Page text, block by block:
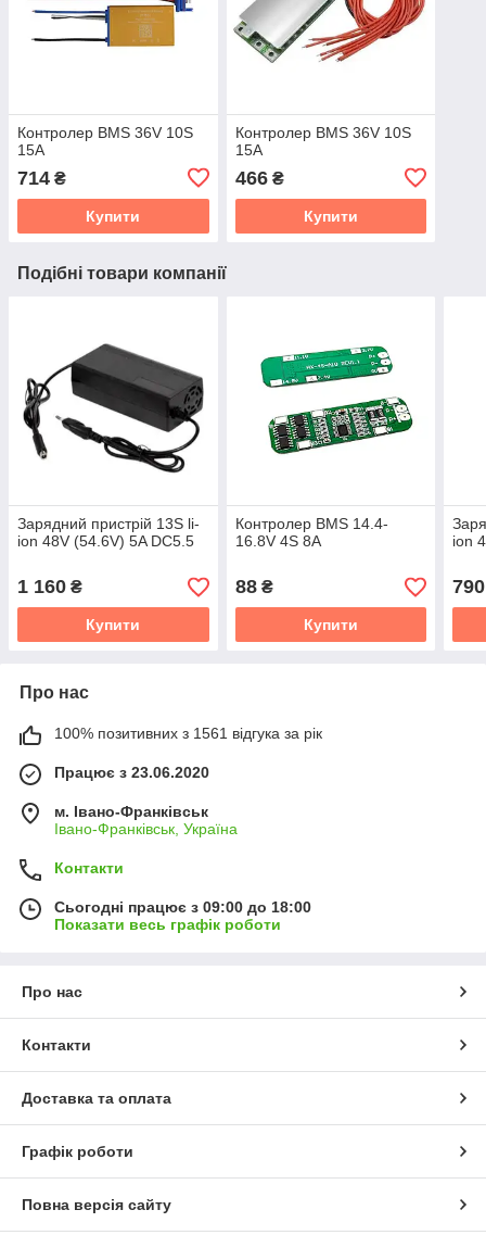
Контролер BMS 36V 10S
15А
714 ₴
Купити
Контролер BMS 36V 10S
15А
466₴
Купити
Подібні товари компанії
Зарядний пристрій 13S li-
ion 48V (54.6V) 5A DC5.5
1 160 ₴
Купити
Контролер BMS 14.4-
16.8V 4S 8A
88₴
Купити
ion
790
Про нас
100% позитивних з 1561 відгука за рік
Працює з 23.06.2020
м. Івано-Франківськ
Івано-Франківськ, Україна
Контакти
Сьогодні працює з 09:00 до 18:00
Показати весь графік роботи
Про нас
Контакти
Доставка та оплата
Графік роботи
Повна версія сайту